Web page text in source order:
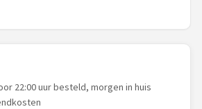
22:00 uur besteld, morgen in huis